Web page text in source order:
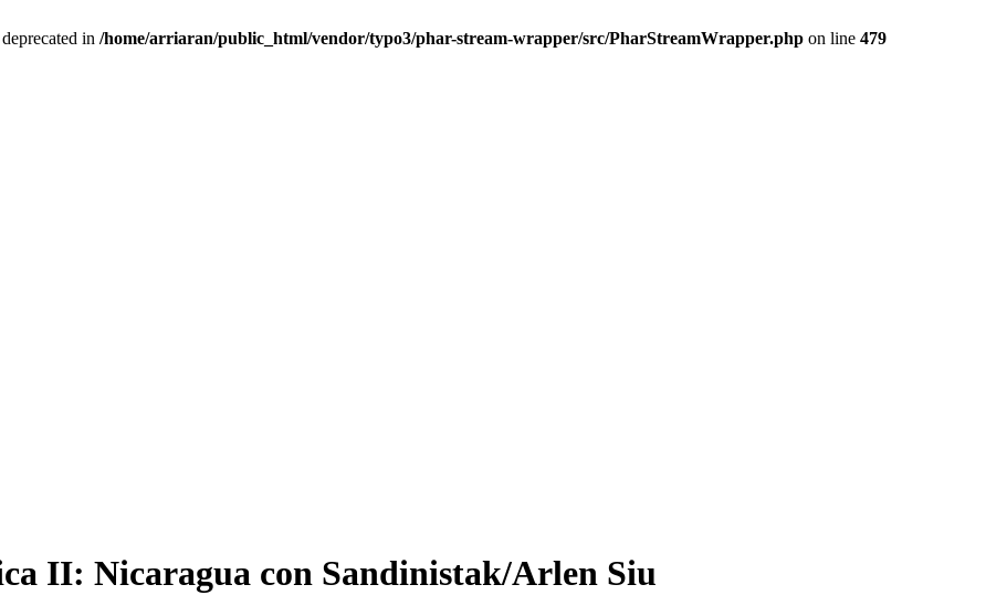
in /home/arriaran/public_html/vendor/typo3/phar-stream-wrapper/src/PharStreamWrapper.php on line 479
II: Nicaragua con Sandinistak/Arlen Siu